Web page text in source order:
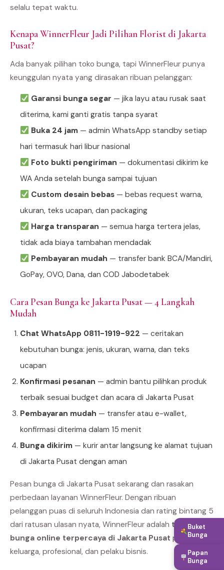
selalu tepat waktu.
Kenapa WinnerFleur Jadi Pilihan Florist di Jakarta
Pusat?
Ada banyak pilihan toko bunga, tapi WinnerFleur punya
keunggulan nyata yang dirasakan ribuan pelanggan:
Garansi bunga segar — jika layu atau rusak saat
diterima, kami ganti gratis tanpa syarat
Buka 24 jam— admin WhatsApp standby setiap
hari termasuk hari libur nasional
Foto bukti pengiriman — dokumentasi dikirim ke
WA Anda setelah bunga sampai tujuan
Custom desain bebas— bebas request warna,
ukuran, teks ucapan, dan packaging
Harga transparan — semua harga tertera jelas,
tidak ada biaya tambahan mendadak
Pembayaran mudah — transfer bank BCA/Mandiri,
GoPay, OVO, Dana, dan COD Jabodetabek
Cara Pesan Bunga ke Jakarta Pusat — 4 Langkah
Mudah
Chat WhatsApp 0811-1919-922 — ceritakan
kebutuhan bunga: jenis, ukuran, warna, dan teks
ucapan
Konfirmasi pesanan — admin bantu pilihkan produk
terbaik sesuai budget dan acara di Jakarta Pusat
Pembayaran mudah — transfer atau e-wallet,
konfirmasi diterima dalam 15 menit
Bunga dikirim — kurir antar langsung ke alamat tujuan
di Jakarta Pusat dengan aman
Pesan bunga di Jakarta Pusat sekarang dan rasakan
perbedaan layanan WinnerFleur. Dengan ribuan
pelanggan puas di seluruh Indonesia dan rating bintang 5
dari ratusan ulasan nyata, WinnerFleur adalah toko
bunga online terpercaya di Jakarta Pusat pilihan
keluarga, profesional, dan pelaku bisnis.
Buket
Bunga
Papan
Bunga